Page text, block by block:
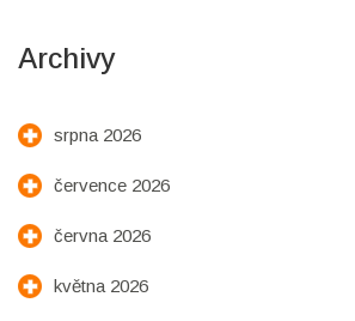
Archivy
srpna 2026
července 2026
června 2026
května 2026